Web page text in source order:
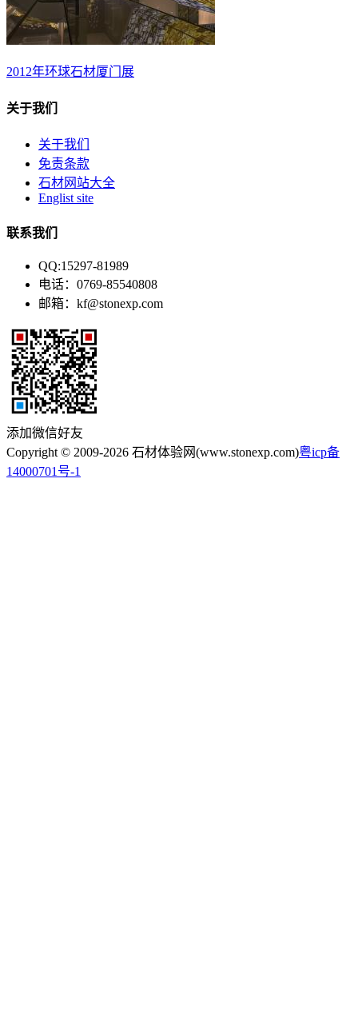
2012年环球石材厦门展
关于我们
关于我们
免责条款
石材网站大全
Englist site
联系我们
QQ:15297-81989
电话：0769-85540808
邮箱：kf@stonexp.com
添加微信好友
Copyright © 2009-2026 石材体验网(www.stonexp.com)粤icp备
14000701号-1